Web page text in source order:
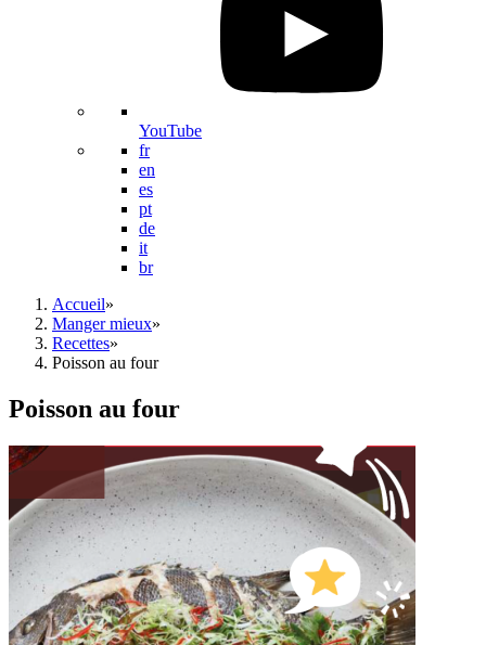
YouTube
fr
en
es
pt
de
it
br
Accueil»
Manger mieux»
Recettes»
Poisson au four
Poisson au four